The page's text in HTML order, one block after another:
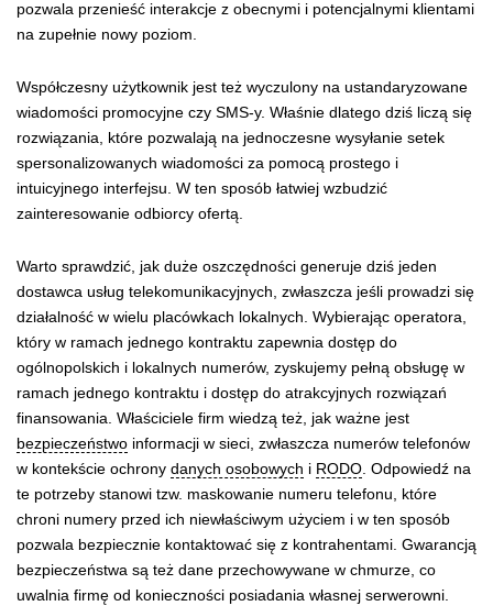
pozwala przenieść interakcje z obecnymi i potencjalnymi klientami
na zupełnie nowy poziom.
Współczesny użytkownik jest też wyczulony na ustandaryzowane
wiadomości promocyjne czy SMS-y. Właśnie dlatego dziś liczą się
rozwiązania, które pozwalają na jednoczesne wysyłanie setek
spersonalizowanych wiadomości za pomocą prostego i
intuicyjnego interfejsu. W ten sposób łatwiej wzbudzić
zainteresowanie odbiorcy ofertą.
Warto sprawdzić, jak duże oszczędności generuje dziś jeden
dostawca usług telekomunikacyjnych, zwłaszcza jeśli prowadzi się
działalność w wielu placówkach lokalnych. Wybierając operatora,
który w ramach jednego kontraktu zapewnia dostęp do
ogólnopolskich i lokalnych numerów, zyskujemy pełną obsługę w
ramach jednego kontraktu i dostęp do atrakcyjnych rozwiązań
finansowania. Właściciele firm wiedzą też, jak ważne jest
bezpieczeństwo informacji w sieci, zwłaszcza numerów telefonów
w kontekście ochrony danych osobowych i RODO. Odpowiedź na
te potrzeby stanowi tzw. maskowanie numeru telefonu, które
chroni numery przed ich niewłaściwym użyciem i w ten sposób
pozwala bezpiecznie kontaktować się z kontrahentami. Gwarancją
bezpieczeństwa są też dane przechowywane w chmurze, co
uwalnia firmę od konieczności posiadania własnej serwerowni.